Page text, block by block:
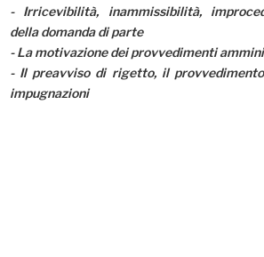
- Irricevibilità, inammissibilità,
della domanda di parte
- La motivazione dei provvedimenti
- Il preavviso di rigetto, il
impugnazioni